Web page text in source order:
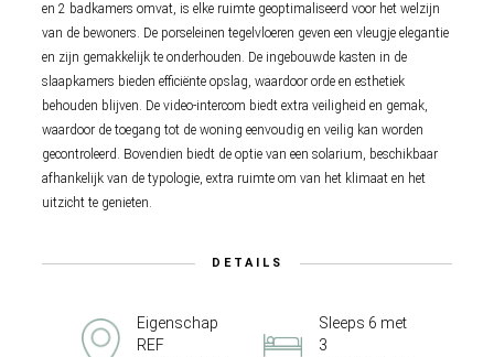
en 2 badkamers omvat, is elke ruimte geoptimaliseerd voor het welzijn
van de bewoners. De porseleinen tegelvloeren geven een vleugje elegantie
en zijn gemakkelijk te onderhouden. De ingebouwde kasten in de
slaapkamers bieden efficiënte opslag, waardoor orde en esthetiek
behouden blijven. De video-intercom biedt extra veiligheid en gemak,
waardoor de toegang tot de woning eenvoudig en veilig kan worden
gecontroleerd. Bovendien biedt de optie van een solarium, beschikbaar
afhankelijk van de typologie, extra ruimte om van het klimaat en het
uitzicht te genieten.
DETAILS
Eigenschap
REF
Sleeps 6 met
3